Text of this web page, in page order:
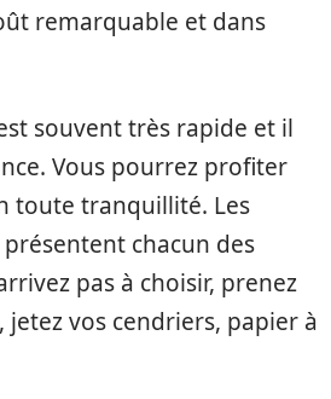
remarquable et dans
souvent très rapide et il
Vous pourrez profiter
toute tranquillité. Les
chacun des
pas à choisir, prenez
jetez vos cendriers, papier à